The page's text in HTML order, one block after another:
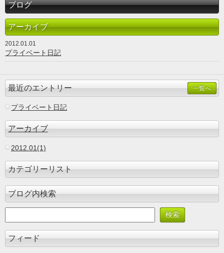
ブログ
アーカイブ
2012.01.01
プライベート日記
最近のエントリー 一覧へ
プライベート日記
アーカイブ
2012.01(1)
カテゴリーリスト
ブログ内検索
フィード